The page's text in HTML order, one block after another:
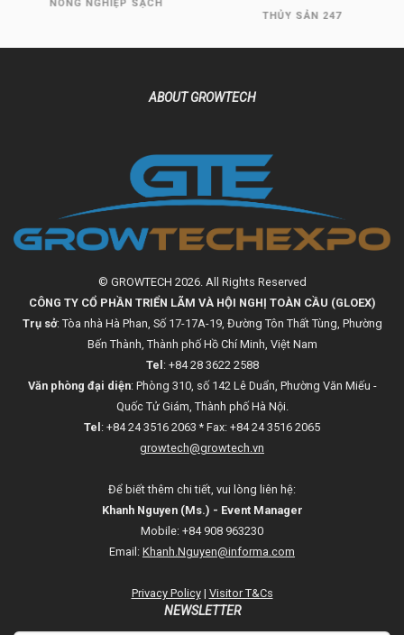
NÔNG NGHIỆP SẠCH
THỦY SẢN 247
ABOUT GROWTECH
© GROWTECH 2026. All Rights Reserved
CÔNG TY CỔ PHẦN TRIỂN LÃM VÀ HỘI NGHỊ TOÀN CẦU (GLOEX)
Trụ sở: Tòa nhà Hà Phan, Số 17-17A-19, Đường Tôn Thất Tùng, Phường
Bến Thành, Thành phố Hồ Chí Minh, Việt Nam
Tel : +84 28 3622 2588
Văn phòng đại diện: Phòng 310, số 142 Lê Duẩn, Phường Văn Miếu -
Quốc Tử Giám, Thành phố Hà Nội.
Tel : +84 24 3516 2063 * Fax: +84 24 3516 2065
growtech@growtech.vn
Để biết thêm chi tiết, vui lòng liên hệ:
Khanh Nguyen (Ms.) - Event Manager
Mobile: +84 908 963230
Email: Khanh.Nguyen@informa.com
Privacy Policy| Visitor T&Cs
NEWSLETTER